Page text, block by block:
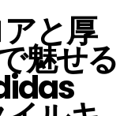
と厚
魅せる